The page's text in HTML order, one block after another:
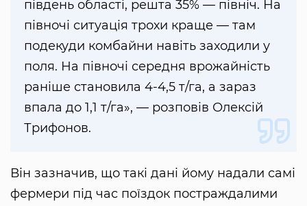
південь області, решта 35% — північ. На
півночі ситуація трохи краще — там
подекуди комбайни навіть заходили у
поля. На півночі середня врожайність
раніше становила 4-4,5 т/га, а зараз
впала до 1,1 т/га», — розповів Олексій
Трифонов.
Він зазначив, що такі дані йому надали самі
фермери під час поїздок постраждалими